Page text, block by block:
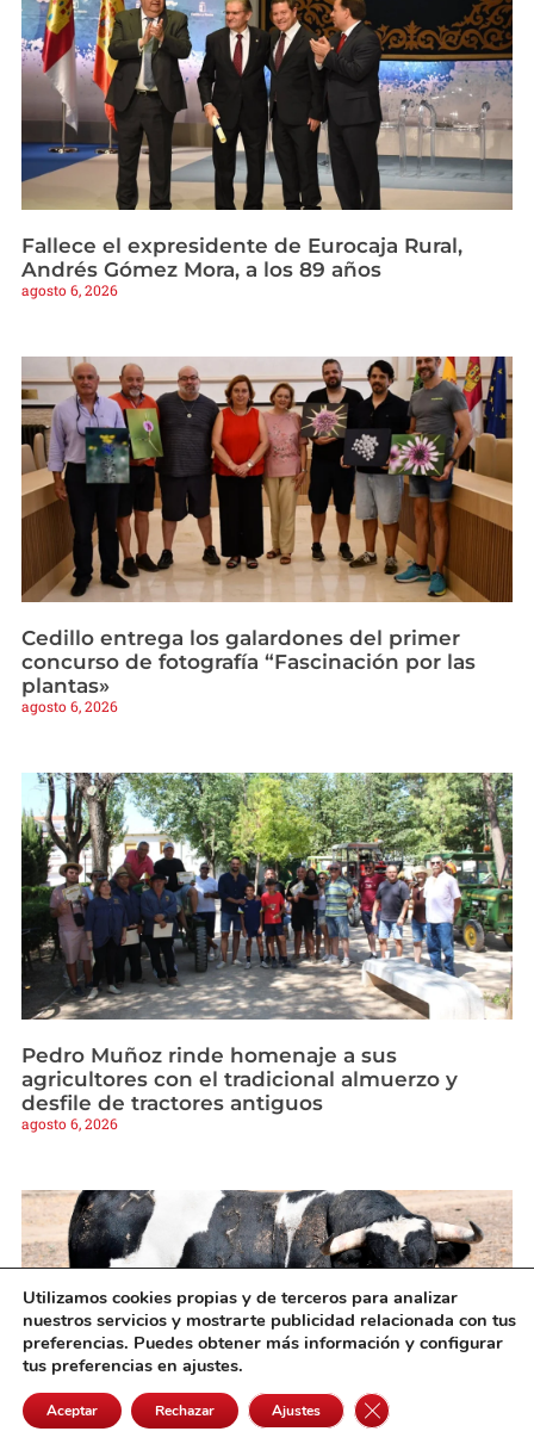
Fallece el expresidente de Eurocaja Rural,
Andrés Gómez Mora, a los 89 años
agosto 6, 2026
Cedillo entrega los galardones del primer
concurso de fotografía “Fascinación por las
plantas»
agosto 6, 2026
Pedro Muñoz rinde homenaje a sus
agricultores con el tradicional almuerzo y
desfile de tractores antiguos
agosto 6, 2026
Utilizamos cookies propias y de terceros para analizar
nuestros servicios y mostrarte publicidad relacionada con tus
preferencias. Puedes obtener más información y configurar
tus preferencias en ajustes.
Aceptar Rechazar Ajustes Cerrar el banner de